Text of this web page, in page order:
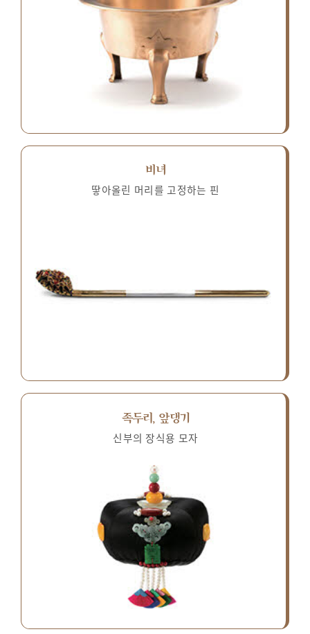
비녀
땋아올린 머리를 고정하는 핀
족두리, 앞댕기
신부의 장식용 모자